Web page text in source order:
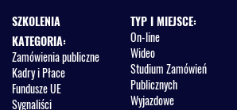
3.6.1. Sekcja I – omówienie
3.6.2. Sekcja II – omówienie
3.6.3. Sekcja III – omówienie
SZKOLENIA
KATEGORIA:
Zamówienia publiczne
Kadry i Płace
Fundusze UE
Sygnaliści
TYP I MIEJSCE:
On-line
Wideo
Studium Zamówień
Publicznych
Wyjazdowe